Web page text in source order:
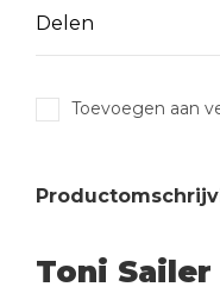
Delen
Toevoegen aan
Toni